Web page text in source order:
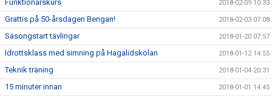
Funktionärskurs 2018-02-09 10:33
Grattis på 50-årsdagen Bengan! 2018-02-03 07:08
Säsongstart tävlingar 2018-01-20 07:57
Idrottsklass med simning på Hagalidskolan 2018-01-12 14:55
Teknik träning 2018-01-04 20:31
15 minuter innan 2018-01-01 14:45